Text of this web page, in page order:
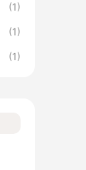
(1)
(1)
(1)